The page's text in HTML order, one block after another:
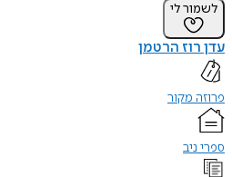
לשמור לי
עדן רוז הרטמן
פרוזה מקור
ספרי ניב